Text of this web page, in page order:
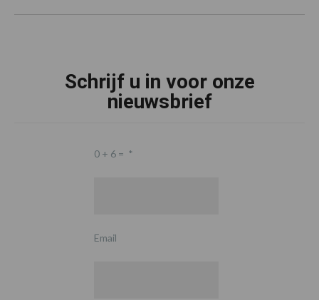
Schrijf u in voor onze
nieuwsbrief
0 + 6 = *
Email